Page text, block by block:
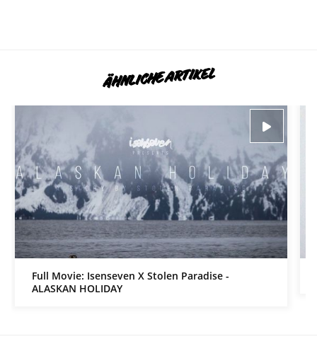
ÄHNLICHE ARTIKEL
Full Movie: Isenseven X Stolen Paradise -
ALASKAN HOLIDAY